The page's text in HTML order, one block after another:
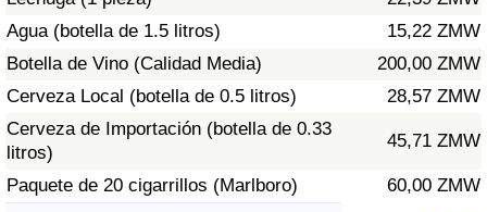
Agua (botella de 1.5 litros)
15,22 ZMW
Botella de Vino (Calidad Media)
200,00 ZMW
Cerveza Local (botella de 0.5 litros)
28,57 ZMW
Cerveza de Importación (botella de 0.33
litros)
45,71 ZMW
Paquete de 20 cigarrillos (Marlboro) 60,00 ZMW
Índice de Tráfico
Índice de Tráfico (Actual)
Índice de Tráfico por País